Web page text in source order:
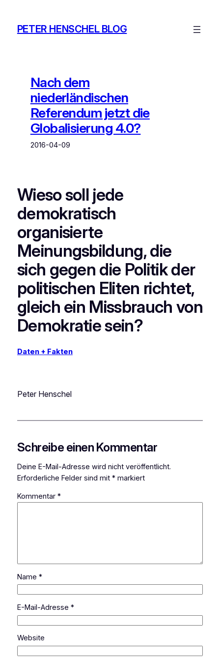
springen
PETER HENSCHEL BLOG
Nach dem
niederländischen
Referendum jetzt die
Globalisierung 4.0?
2016-04-09
Wieso soll jede
demokratisch
organisierte
Meinungsbildung, die
sich gegen die Politik der
politischen Eliten richtet,
gleich ein Missbrauch von
Demokratie sein?
Daten + Fakten
Peter Henschel
Schreibe einen Kommentar
Deine E-Mail-Adresse wird nicht veröffentlicht.
Erforderliche Felder sind mit *markiert
Kommentar *
Name *
E-Mail-Adresse *
Website